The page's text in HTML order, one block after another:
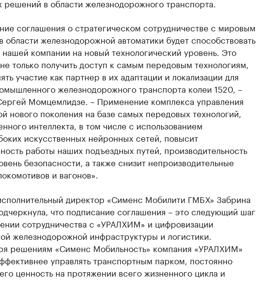
в области железнодорожного транспорта.
соглашения о стратегическом сотрудничестве с мировым
области железнодорожной автоматики будет способствовать
компании на новый технологический уровень. Это
только получить доступ к самым передовым технологиям,
участие как партнер в их адаптации и локализации для
железнодорожного транспорта колеи 1520, –
Момцемлидзе. – Применение комплекса управления
нового поколения на базе самых передовых технологий,
интеллекта, в том числе с использованием
искусственных нейронных сетей, повысит
работы наших подъездных путей, производительность
безопасности, а также снизит непроизводительные
и вагонов».
директор «Сименс Мобилити ГМБХ» Забрина
что подписание соглашения – это следующий шаг
сотрудничества с «УРАЛХИМ» и цифровизации
железнодорожной инфраструктуры и логистики.
решениям «Сименс Мобильность» компания «УРАЛХИМ»
управлять транспортным парком, постоянно
ценность на протяжении всего жизненного цикла и